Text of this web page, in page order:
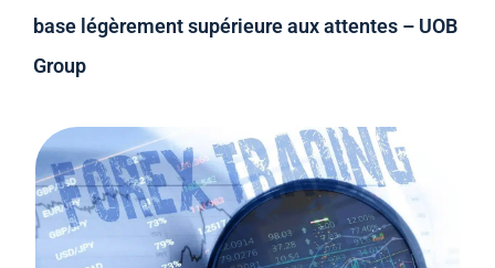
base légèrement supérieure aux attentes – UOB
Group